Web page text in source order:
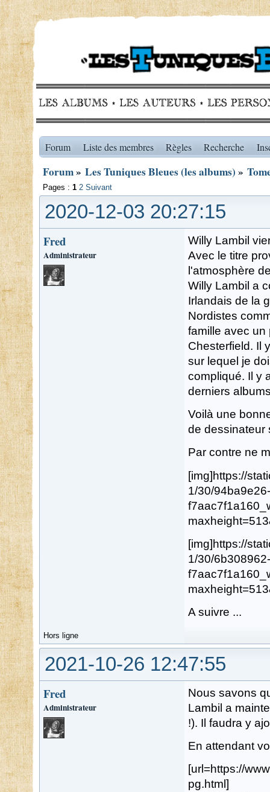
Forum Liste des membres Règles Recherche
Forum» Les Tuniques Bleues (les albums) »
Pages : 1 2 Suivant
2020-12-03 20:27:15
Fred
Administrateur
Willy Lambil
Avec le titre
l'atmosphère
Willy Lambil a
Irlandais de la
Nordistes
famille avec un
Chesterfield. Il
sur lequel je
compliqué. Il y
derniers
Voilà une
de dessinateur
Par contre ne
[img]https://
1/30/
[img]https://
1/30/
A suivre ...
Hors ligne
2021-10-26 12:47:55
Fred
Administrateur
Nous savons
Lambil a
!). Il faudra y
En attendant
[url=https://
pg.html]